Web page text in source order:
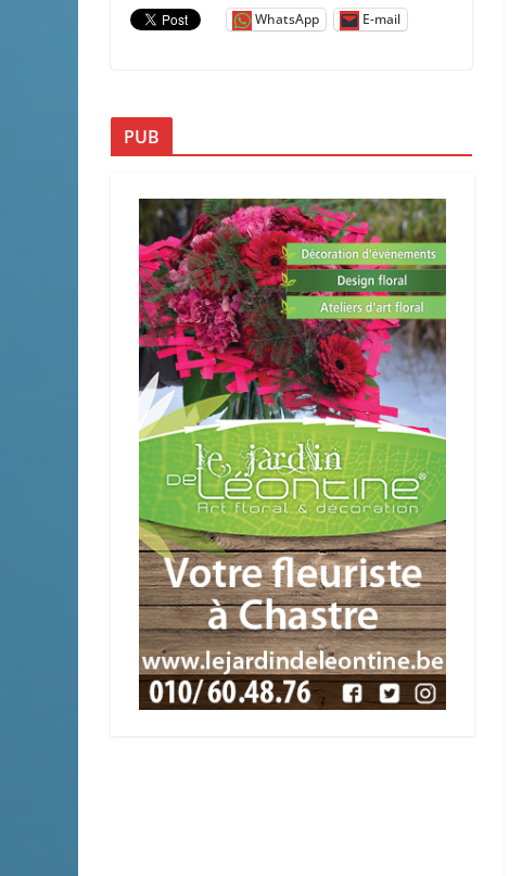
WhatsApp E-mail
PUB